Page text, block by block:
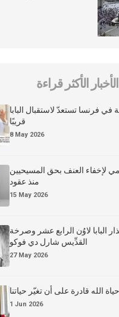
الأخبار الأكثر قراءة
في فرنسا تستعدّ لاستقبال البابا
قريبًا
8 May 2026
لإخفاء العنف بحق المسيحيين
منذ عقود
15 May 2026
البابا لاوُن الرابع عشر وصرخة
القدِّيس شارل دي فوكو
27 May 2026
حياة الله قادرة على أن تغيّر حياتنا
1 Jun 2026